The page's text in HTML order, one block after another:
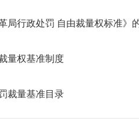
局行政处罚 自由裁量权标准》
量权基准制度
裁量基准目录